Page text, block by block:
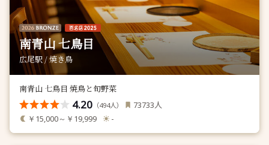
南青山 七鳥目
広尾駅 / 焼き鳥
南青山 七鳥目 焼鳥と旬野菜
4.20 （494人） 73733人
￥15,000～￥19,999 -